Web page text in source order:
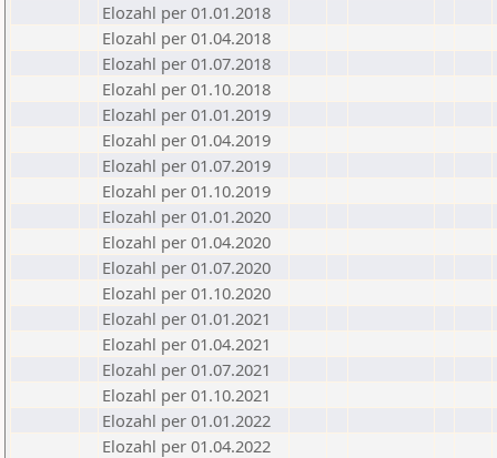
Elozahl per 01.01.2018
Elozahl per 01.04.2018
Elozahl per 01.07.2018
Elozahl per 01.10.2018
Elozahl per 01.01.2019
Elozahl per 01.04.2019
Elozahl per 01.07.2019
Elozahl per 01.10.2019
Elozahl per 01.01.2020
Elozahl per 01.04.2020
Elozahl per 01.07.2020
Elozahl per 01.10.2020
Elozahl per 01.01.2021
Elozahl per 01.04.2021
Elozahl per 01.07.2021
Elozahl per 01.10.2021
Elozahl per 01.01.2022
Elozahl per 01.04.2022